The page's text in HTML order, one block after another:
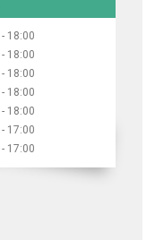
18:00
18:00
18:00
18:00
18:00
17:00
17:00